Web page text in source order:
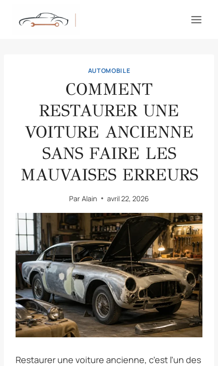
AUTOMOBILE
COMMENT
RESTAURER UNE
VOITURE ANCIENNE
SANS FAIRE LES
MAUVAISES ERREURS
Par Alain avril 22, 2026
Restaurer une voiture ancienne, c’est l’un des